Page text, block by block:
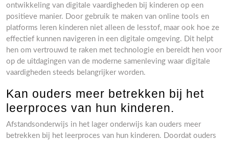
ontwikkeling van digitale vaardigheden bij kinderen op een
positieve manier. Door gebruik te maken van online tools en
platforms leren kinderen niet alleen de lesstof, maar ook hoe ze
effectief kunnen navigeren in een digitale omgeving. Dit helpt
hen om vertrouwd te raken met technologie en bereidt hen voor
op de uitdagingen van de moderne samenleving waar digitale
vaardigheden steeds belangrijker worden.
Kan ouders meer betrekken bij het
leerproces van hun kinderen.
Afstandsonderwijs in het lager onderwijs kan ouders meer
betrekken bij het leerproces van hun kinderen. Doordat ouders